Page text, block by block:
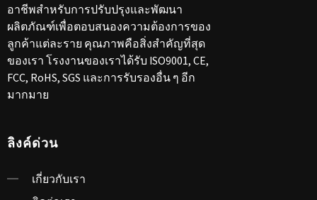
อาชีพสำหรับการปรับปรุงและพัฒนา
ผลิตภัณฑ์เพื่อตอบสนองความต้องการของ
ลูกค้าแต่ละราย คุณภาพคือสิ่งสำคัญที่สุด
ของเรา โรงงานของเราได้รับ ISO9001, CE,
FCC, RoHS, SGS และการรับรองอื่น ๆ อีก
มากมาย
ลิงค์ด่วน
เกี่ยวกับเรา